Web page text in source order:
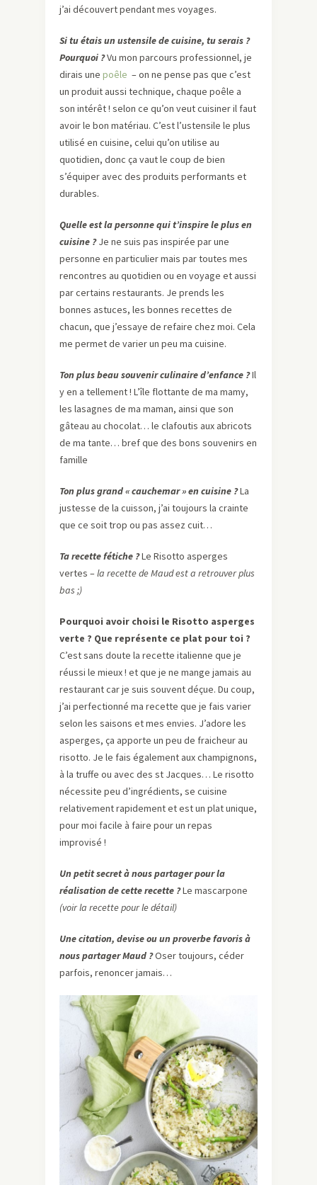
j’ai découvert pendant mes voyages.
Si tu étais un ustensile de cuisine, tu serais ?
Pourquoi ?Vu mon parcours professionnel, je
dirais une poêle – on ne pense pas que c’est
un produit aussi technique, chaque poêle a
son intérêt ! selon ce qu’on veut cuisiner il faut
avoir le bon matériau. C’est l’ustensile le plus
utilisé en cuisine, celui qu’on utilise au
quotidien, donc ça vaut le coup de bien
s’équiper avec des produits performants et
durables.
Quelle est la personne qui t’inspire le plus en
cuisine ?Je ne suis pas inspirée par une
personne en particulier mais par toutes mes
rencontres au quotidien ou en voyage et aussi
par certains restaurants. Je prends les
bonnes astuces, les bonnes recettes de
chacun, que j’essaye de refaire chez moi. Cela
me permet de varier un peu ma cuisine.
Ton plus beau souvenir culinaire d’enfance ?Il
y en a tellement ! L’île flottante de ma mamy,
les lasagnes de ma maman, ainsi que son
gâteau au chocolat… le clafoutis aux abricots
de ma tante… bref que des bons souvenirs en
famille
Ton plus grand « cauchemar » en cuisine ?La
justesse de la cuisson, j’ai toujours la crainte
que ce soit trop ou pas assez cuit…
Ta recette fétiche ?Le Risotto asperges
vertes –la recette de Maud est a retrouver plus
bas ;)
Pourquoi avoir choisi le Risotto asperges
verte ? Que représente ce plat pour toi ?
C’est sans doute la recette italienne que je
réussi le mieux ! et que je ne mange jamais au
restaurant car je suis souvent déçue. Du coup,
j’ai perfectionné ma recette que je fais varier
selon les saisons et mes envies. J’adore les
asperges, ça apporte un peu de fraicheur au
risotto. Je le fais également aux champignons,
à la truffe ou avec des st Jacques… Le risotto
nécessite peu d’ingrédients, se cuisine
relativement rapidement et est un plat unique,
pour moi facile à faire pour un repas
improvisé !
Un petit secret à nous partager pour la
réalisation de cette recette ?Le mascarpone
(voir la recette pour le détail)
Une citation, devise ou un proverbe favoris à
nous partager Maud ?Oser toujours, céder
parfois, renoncer jamais…